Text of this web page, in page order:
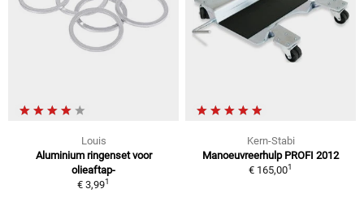
Louis
Aluminium ringenset voor
olieaftap-
€ 3,991
Kern-Stabi
Manoeuvreerhulp PROFI 2012
€ 165,001